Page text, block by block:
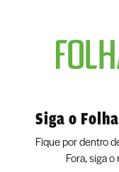
Siga o
Fique por dentro
Fora, siga